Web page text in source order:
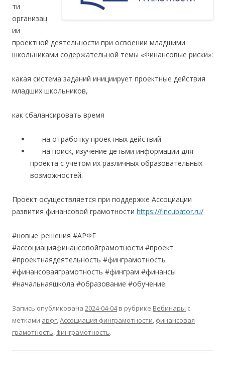
ти
организац
ии
проектной деятельности при освоении младшими
школьниками содержательной темы «Финансовые риски»:
какая система заданий инициирует проектные действия
младших школьников,
как сбалансировать время
на отработку проектных действий
на поиск, изучение детьми информации для
проекта с учетом их различных образовательных
возможностей.
Проект осуществляется при поддержке Ассоциации
развития финансовой грамотности https://fincubator.ru/
#новые_решения #АРФГ
#ассоциацияфинансовойграмотности #проект
#проектнаядеятельность #финграмотность
#финансоваяграмотность #финграм #финансы
#начальнаяшкола #образование #обучение
Запись опубликована 2024-04-04в рубрике Вебинары с
метками арфг,Ассоциация финграмотности, финансовая
грамотность, финграмотность.